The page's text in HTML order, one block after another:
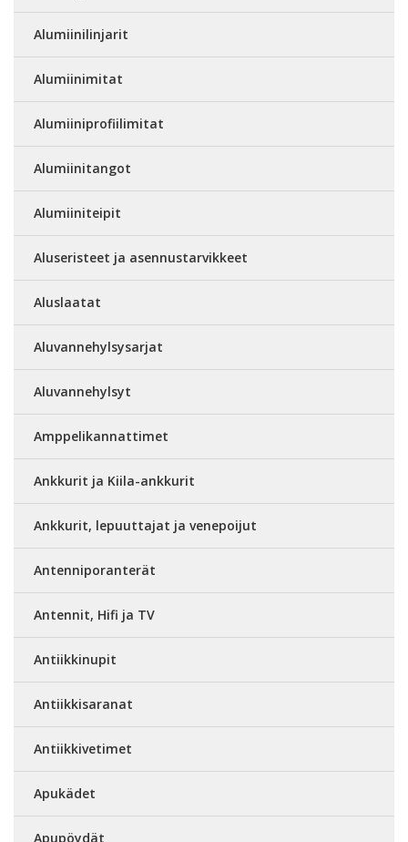
Alumiinilinjarit
Alumiinimitat
Alumiiniprofiilimitat
Alumiinitangot
Alumiiniteipit
Aluseristeet ja asennustarvikkeet
Aluslaatat
Aluvannehylsysarjat
Aluvannehylsyt
Amppelikannattimet
Ankkurit ja Kiila-ankkurit
Ankkurit, lepuuttajat ja venepoijut
Antenniporanterät
Antennit, Hifi ja TV
Antiikkinupit
Antiikkisaranat
Antiikkivetimet
Apukädet
Apupöydät